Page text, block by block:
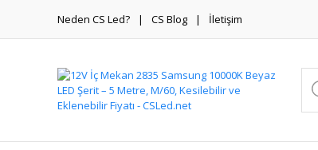
Neden CS Led? CS Blog İletişim